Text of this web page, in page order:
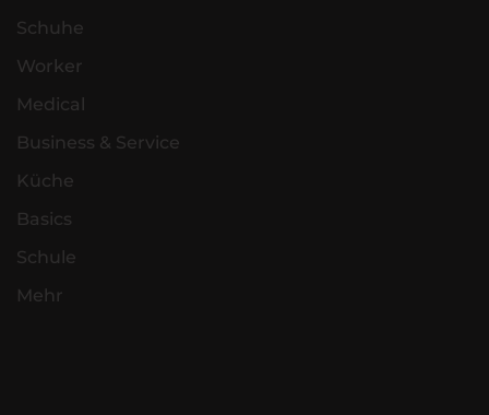
Schuhe
Worker
Medical
Business & Service
Küche
Basics
Schule
Mehr